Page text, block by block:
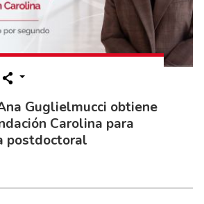
Guglielmucci obtiene
Carolina para
postdoctoral